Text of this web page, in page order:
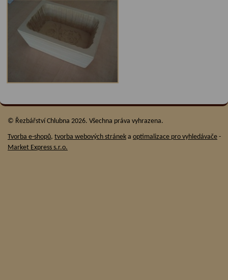
© Řezbářství Chlubna 2026. Všechna práva vyhrazena.
Tvorba e-shopů, tvorba webových stránek a optimalizace pro vyhledávače -
Market Express s.r.o.